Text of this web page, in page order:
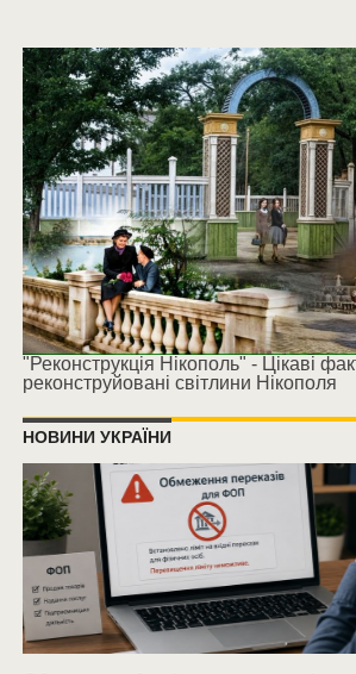
"Реконструкція Нікополь" - Цікаві
реконструйовані світлини Нікополя
НОВИНИ УКРАЇНИ